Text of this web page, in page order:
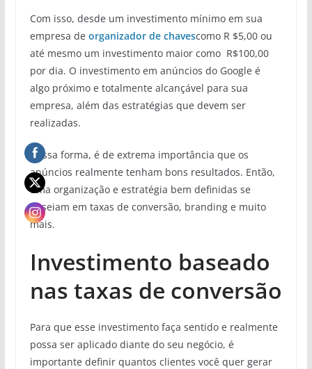
Com isso, desde um investimento mínimo em sua
empresa de organizador de chavescomo R $5,00 ou
até mesmo um investimento maior como R$100,00
por dia. O investimento em anúncios do Google é
algo próximo e totalmente alcançável para sua
empresa, além das estratégias que devem ser
realizadas.
Dessa forma, é de extrema importância que os
anúncios realmente tenham bons resultados. Então,
uma organização e estratégia bem definidas se
baseiam em taxas de conversão, branding e muito
mais.
Investimento baseado
nas taxas de conversão
Para que esse investimento faça sentido e realmente
possa ser aplicado diante do seu negócio, é
importante definir quantos clientes você quer gerar